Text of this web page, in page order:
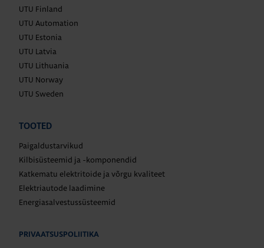
UTU Finland
UTU Automation
UTU Estonia
UTU Latvia
UTU Lithuania
UTU Norway
UTU Sweden
TOOTED
Paigaldustarvikud
Kilbisüsteemid ja -komponendid
Katkematu elektritoide ja võrgu kvaliteet
Elektriautode laadimine
Energiasalvestussüsteemid
PRIVAATSUSPOLIITIKA